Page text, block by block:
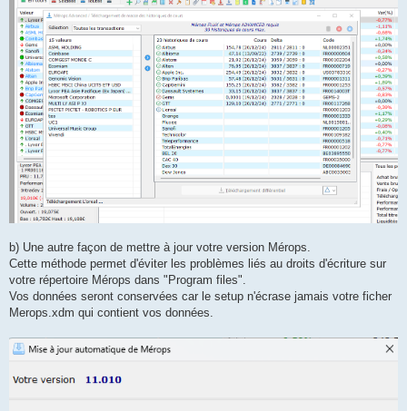
b) Une autre façon de mettre à jour votre version Mérops.
Cette méthode permet d'éviter les problèmes liés au droits d'écriture sur
votre répertoire Mérops dans "Program files".
Vos données seront conservées car le setup n'écrase jamais votre ficher
Merops.xdm qui contient vos données.